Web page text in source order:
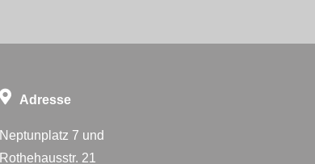
Adresse
Neptunplatz 7 und
Rothehausstr. 21